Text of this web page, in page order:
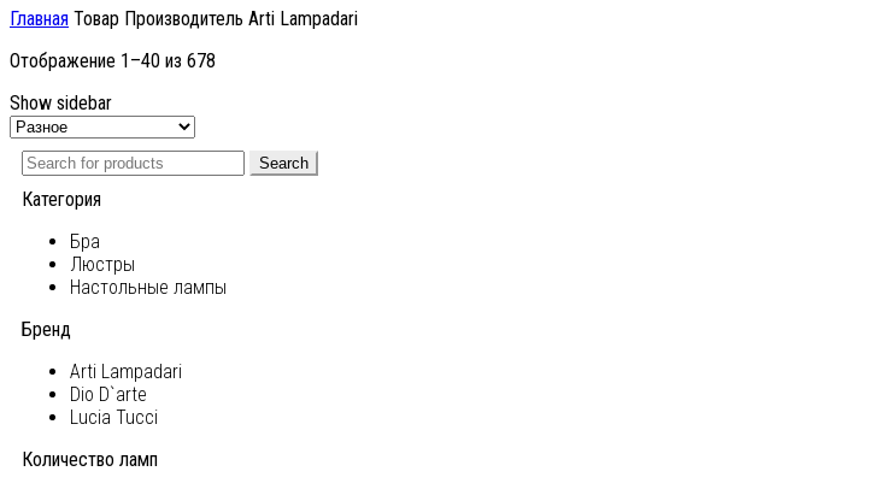
Главная Товар Производитель Arti Lampadari
Отображение 1–40 из 678
Show sidebar
Search
Категория
Бра
Люстры
Настольные лампы
Бренд
Arti Lampadari
Dio D`arte
Lucia Tucci
Количество ламп